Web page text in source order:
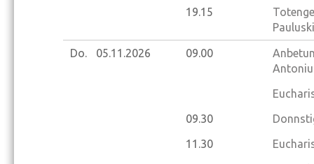
19.15
Do. 05.11.2026 09.00
09.30
11.30